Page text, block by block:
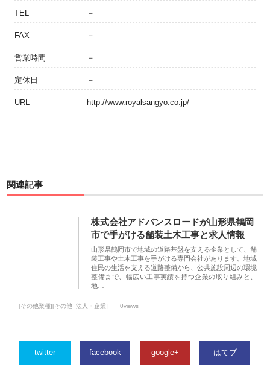
TEL －
FAX －
営業時間 －
定休日 －
URL http://www.royalsangyo.co.jp/
関連記事
株式会社アドバンスロードが山形県鶴岡
市で手がける舗装土木工事と求人情報
山形県鶴岡市で地域の道路基盤を支える企業として、舗
装工事や土木工事を手がける専門会社があります。地域
住民の生活を支える道路整備から、公共施設周辺の環境
整備まで、幅広い工事実績を持つ企業の取り組みと、
地…
[その他業種][その他_法人・企業] 0views
twitter facebook google+ はてブ